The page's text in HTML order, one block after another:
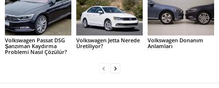
Volkswagen Passat DSG
Şanzıman Kaydırma
Problemi Nasıl Çözülür?
Volkswagen Jetta Nerede
Üretiliyor?
Volkswagen Donanım
Anlamları